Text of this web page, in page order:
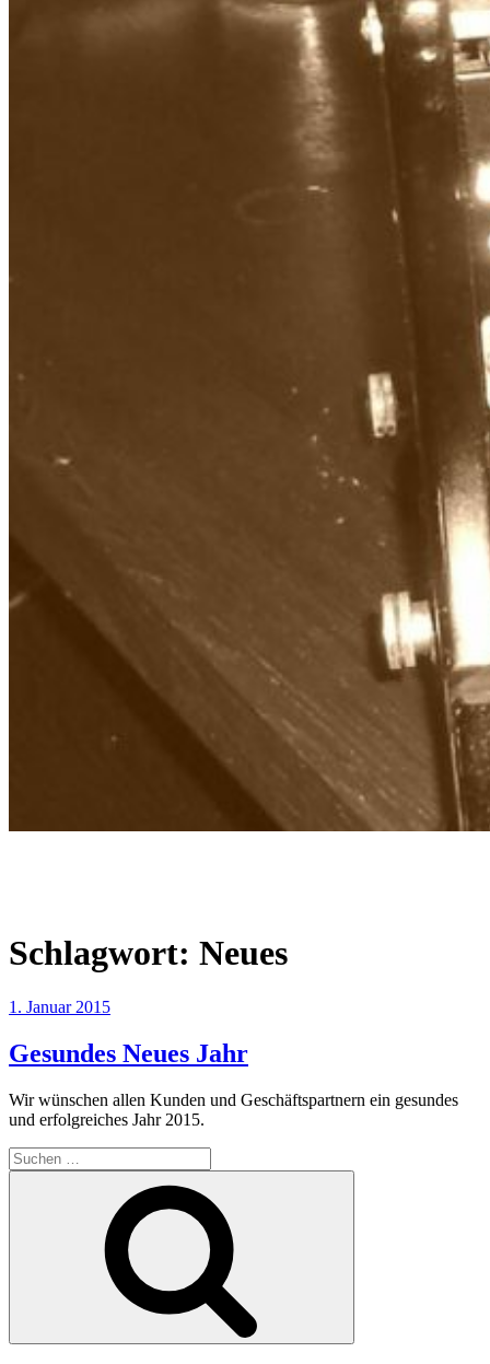
Schlagwort: Neues
Veröffentlicht
1. Januar 2015
Gesundes Neues Jahr
Wir wünschen allen Kunden und Geschäftspartnern ein gesundes
und erfolgreiches Jahr 2015.
Suche
nach: